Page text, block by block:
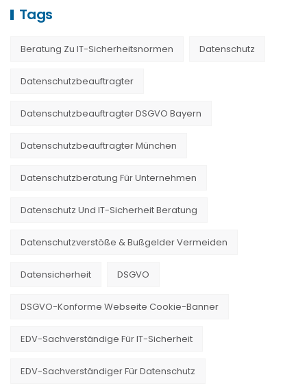
Tags
Beratung Zu IT-Sicherheitsnormen Datenschutz
Datenschutzbeauftragter
Datenschutzbeauftragter DSGVO Bayern
Datenschutzbeauftragter München
Datenschutzberatung Für Unternehmen
Datenschutz Und IT-Sicherheit Beratung
Datenschutzverstöße & Bußgelder Vermeiden
Datensicherheit DSGVO
DSGVO-Konforme Webseite Cookie-Banner
EDV-Sachverständige Für IT-Sicherheit
EDV-Sachverständiger Für Datenschutz